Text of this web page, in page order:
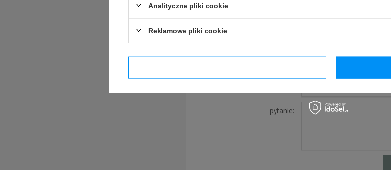
pytanie:
Analityczne pliki cookie
Reklamowe pliki cookie